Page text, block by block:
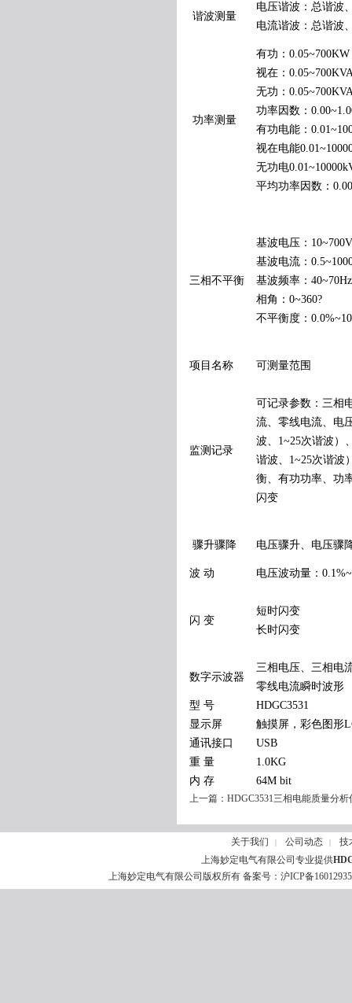
谐波测量
电压谐波：总谐波
电流谐波：总谐波
功率测量
有功：0.05~700KW
视在：
无功：
功率因数：
有功电能：
视在电能
无功电
平均功率因数：
三相不平衡
基波电压：
基波电流：
基波频率：40~70Hz
相角：0~360?
不平衡度：
项目名称 可测量范围
监测记录
可记录参数：三相
流、零线电流、电
波、1~25次谐波）
谐波、1~25次谐波
衡、有功功率、功
闪变
骤升骤降 电压骤升、电压骤
波 动 电压波动量：
闪 变
短时闪变
长时闪变
数字示波器
三相电压、三相电
零线电流瞬时波形
型 号
HDGC3531
显示屏
触摸屏，彩色图形
通讯接口
USB
重 量
1.0KG
内 存
64M bit
上一篇： HDGC3531三相电能质量分析
关于我们 | 公司动态 |
技
上海妙定电气有限公司专业提供
上海妙定电气有限公司版权所有 备案号： 沪ICP备